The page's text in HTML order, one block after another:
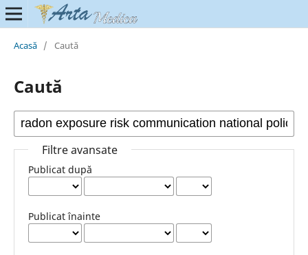
Acasă / Caută
Caută
Filtre avansate
Publicat după
Publicat înainte